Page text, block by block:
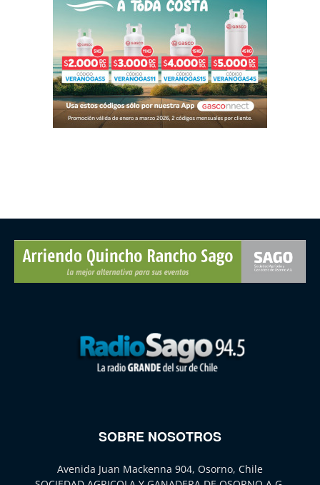
SOBRE NOSOTROS
Avenida Juan Mackenna 904, Osorno, Chile